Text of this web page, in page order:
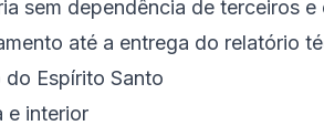
sem dependência de terceiros e
até a entrega do relatório
Espírito Santo
e interior